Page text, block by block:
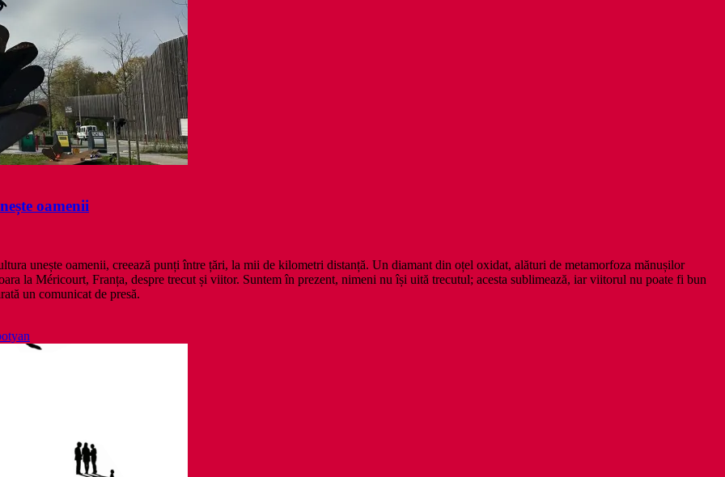
oamenii
unește oamenii, creează punți între țări, la mii de kilometri distanță. Un diamant din oțel oxidat, alături de metamorfoza mănușilor
la Méricourt, Franța, despre trecut și viitor. Suntem în prezent, nimeni nu își uită trecutul; acesta sublimează, iar viitorul nu poate fi bun
un comunicat de presă.